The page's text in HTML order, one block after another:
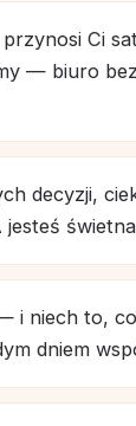
Ci
— biuro
decyzji,
i niech to,
dniem